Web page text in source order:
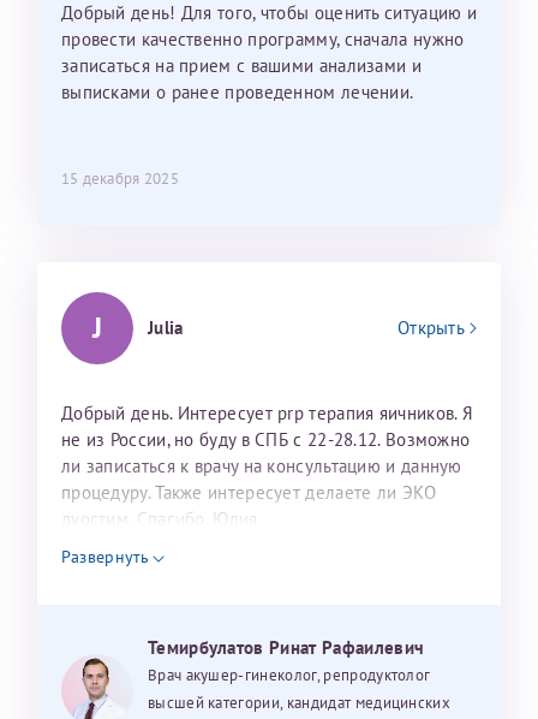
Добрый день! Для того, чтобы оценить ситуацию и
провести качественно программу, сначала нужно
записаться на прием с вашими анализами и
выписками о ранее проведенном лечении.
15 декабря 2025
J Julia Открыть
Добрый день. Интересует prp терапия яичников. Я
не из России, но буду в СПБ с 22-28.12. Возможно
ли записаться к врачу на консультацию и данную
процедуру. Также интересует делаете ли ЭКО
дуостим. Спасибо. Юлия
Развернуть
Темирбулатов Ринат Рафаилевич
Врач акушер-гинеколог, репродуктолог
высшей категории, кандидат медицинских